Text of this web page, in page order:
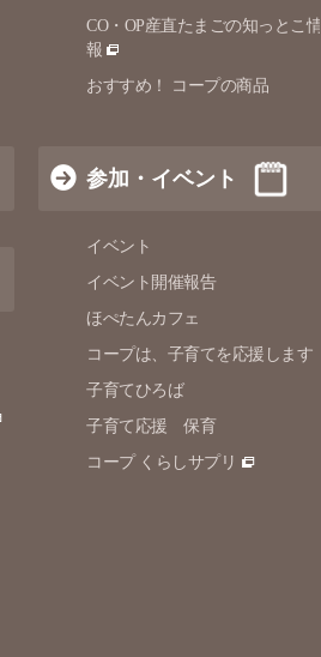
CO・OP産直たまごの知っとこ情
報
おすすめ！ コープの商品
参加・イベント
イベント
イベント開催報告
ほぺたんカフェ
コープは、子育てを応援します
子育てひろば
子育て応援 保育
コープ くらしサプリ